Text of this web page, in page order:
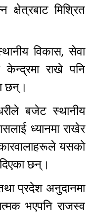
क्षेत्रबाट मिश्रित
विकास, सेवा
केन्द्रमा राखे पनि
छन्।
बजेट स्थानीय
ध्यानमा राखेर
यसको
दिएका छन्।
प्रदेश अनुदानमा
भएपनि राजस्व